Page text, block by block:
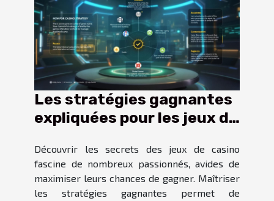
Les stratégies gagnantes
expliquées pour les jeux de
Découvrir les secrets des jeux de casino
fascine de nombreux passionnés, avides de
maximiser leurs chances de gagner. Maîtriser
les stratégies gagnantes permet de